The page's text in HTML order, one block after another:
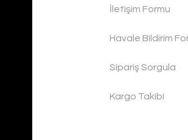
İletişim Formu
Havale Bildirim
Sipariş Sorgula
Kargo Takibi